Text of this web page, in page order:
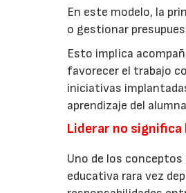
En este modelo, la
o gestionar
Esto implica
favorecer el trabajo
iniciativas
aprendizaje del
Liderar no significa
Uno de los
educativa rara vez